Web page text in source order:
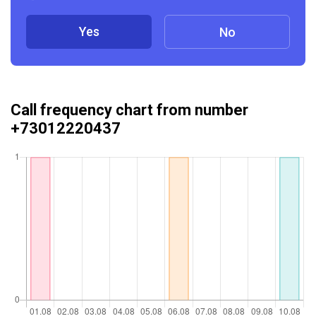
Yes No
Call frequency chart from number
+73012220437